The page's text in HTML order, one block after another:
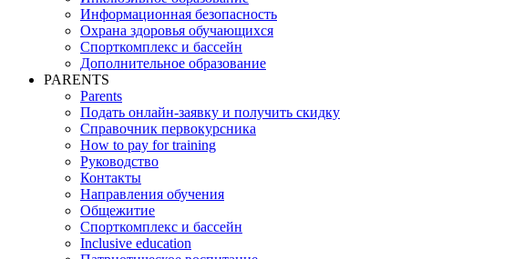
Информационная безопасность
Охрана здоровья обучающихся
Спорткомплекс и бассейн
Дополнительное образование
PARENTS
Parents
Подать онлайн-заявку и получить скидку
Справочник первокурсника
How to pay for training
Руководство
Контакты
Направления обучения
Общежитие
Спорткомплекс и бассейн
Inclusive education